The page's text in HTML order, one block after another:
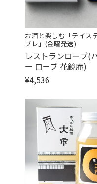
お酒と楽しむ「テイ
ブレ」(金曜発送)
販
売
元:
レストランローブ(
ー ローブ 花鏡庵)
¥4,536